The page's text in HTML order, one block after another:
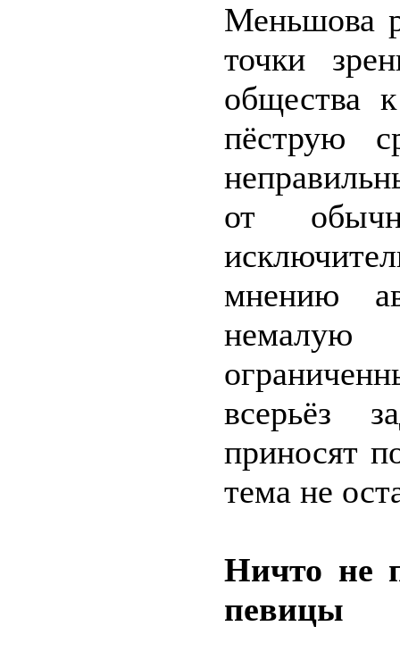
Меньшова
точки
общества
пёструю
от
мнению
всерьёз
приносят
тема не
Ничто не
певицы